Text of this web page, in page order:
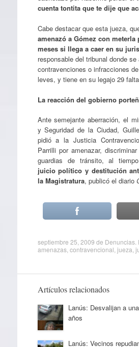
cuenta tontita que te dije que
Cabe destacar que esta jueza,
amenazó a Gómez con meterla
meses si llega a caer en su
responsable del tribunal donde se
contravenciones o infracciones
leves, y tiene en su legajo 29
La reacción del gobierno
Ante semejante aberración, el
y Seguridad de la Ciudad,
pidió a la Justicia
Parrilli por amenazar,
guardias de tránsito, al
juicio político y destitución
la Magistratura, publicó el diario
septiembre 25, 2009 de Denuncias.
amenazas, contravencional jueza
Artículos relacionados
Lanús: Desvalijan a
años
Lanús: Vecinos